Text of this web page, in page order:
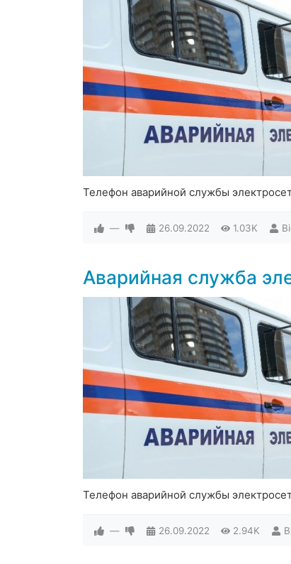
Телефон аварийной службы
— 26.09.2022 1.03K
Аварийная служба
Телефон аварийной службы
— 26.09.2022 2.94K